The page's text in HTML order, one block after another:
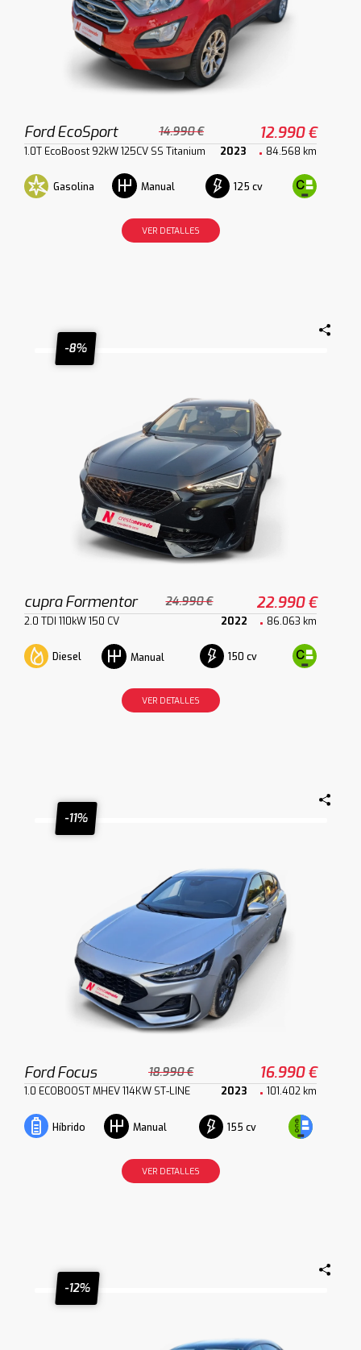
Ford EcoSport 14.990 € 12.990 €
1.0T EcoBoost 92kW 125CV SS Titanium 2023 84.568 km
Gasolina Manual 125 cv
VER DETALLES
-8%
cupra Formentor 24.990 € 22.990 €
2.0 TDI 110kW 150 CV 2022 86.063 km
Diesel Manual 150 cv
VER DETALLES
-11%
Ford Focus 18.990 € 16.990 €
1.0 ECOBOOST MHEV 114KW ST-LINE 2023 101.402 km
Híbrido Manual 155 cv
VER DETALLES
-12%